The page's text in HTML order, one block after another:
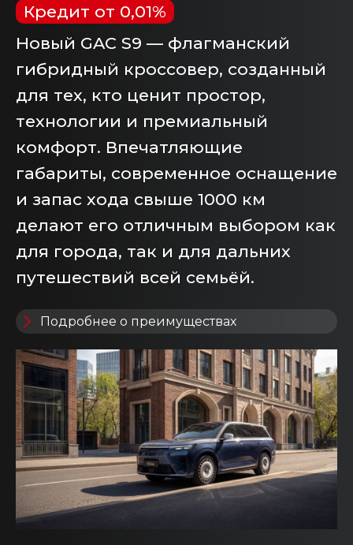
Кредит от 0,01%
Новый GAC S9 — флагманский
гибридный кроссовер, созданный
для тех, кто ценит простор,
технологии и премиальный
комфорт. Впечатляющие
габариты, современное оснащение
и запас хода свыше 1000 км
делают его отличным выбором как
для города, так и для дальних
путешествий всей семьёй.
Подробнее о преимуществах